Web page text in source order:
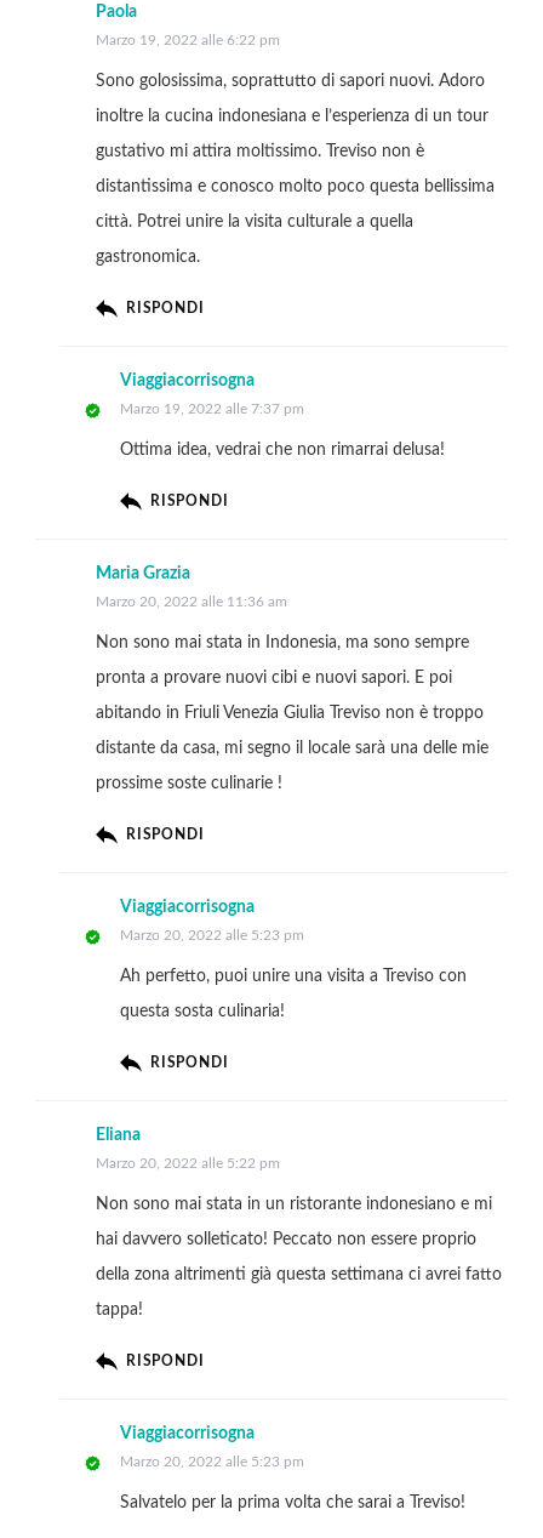
Paola
Marzo 19, 2022 alle 6:22 pm
Sono golosissima, soprattutto di sapori nuovi. Adoro
inoltre la cucina indonesiana e l’esperienza di un tour
gustativo mi attira moltissimo. Treviso non è
distantissima e conosco molto poco questa bellissima
città. Potrei unire la visita culturale a quella
gastronomica.
RISPONDI
Viaggiacorrisogna
Marzo 19, 2022 alle 7:37 pm
Ottima idea, vedrai che non rimarrai delusa!
RISPONDI
Maria Grazia
Marzo 20, 2022 alle 11:36 am
Non sono mai stata in Indonesia, ma sono sempre
pronta a provare nuovi cibi e nuovi sapori. E poi
abitando in Friuli Venezia Giulia Treviso non è troppo
distante da casa, mi segno il locale sarà una delle mie
prossime soste culinarie !
RISPONDI
Viaggiacorrisogna
Marzo 20, 2022 alle 5:23 pm
Ah perfetto, puoi unire una visita a Treviso con
questa sosta culinaria!
RISPONDI
Eliana
Marzo 20, 2022 alle 5:22 pm
Non sono mai stata in un ristorante indonesiano e mi
hai davvero solleticato! Peccato non essere proprio
della zona altrimenti già questa settimana ci avrei fatto
tappa!
RISPONDI
Viaggiacorrisogna
Marzo 20, 2022 alle 5:23 pm
Salvatelo per la prima volta che sarai a Treviso!